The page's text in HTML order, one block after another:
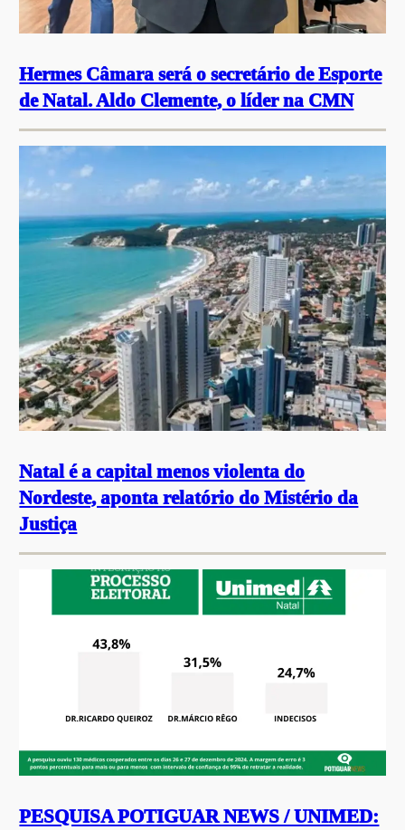
Hermes Câmara será o secretário de Esporte
de Natal. Aldo Clemente, o líder na CMN
Natal é a capital menos violenta do
Nordeste, aponta relatório do Mistério da
Justiça
PESQUISA POTIGUAR NEWS / UNIMED: